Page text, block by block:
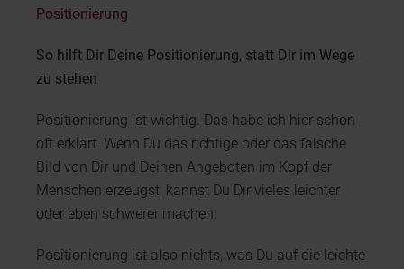
Positionierung
So hilft Dir Deine Positionierung, statt Dir im Wege
zu stehen
Positionierung ist wichtig. Das habe ich hier schon
oft erklärt. Wenn Du das richtige oder das falsche
Bild von Dir und Deinen Angeboten im Kopf der
Menschen erzeugst, kannst Du Dir vieles leichter
oder eben schwerer machen.
Positionierung ist also nichts, was Du auf die leichte